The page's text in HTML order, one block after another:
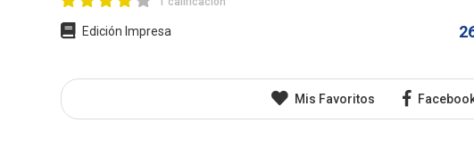
Edición Impresa
Mis Favoritos